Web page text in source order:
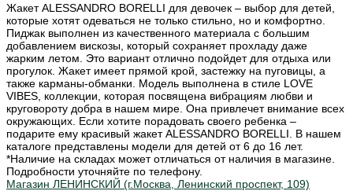
Жакет ALESSANDRO BORELLI для девочек – выбор для детей,
которые хотят одеваться не только стильно, но и комфортно.
Пиджак выполнен из качественного материала с большим
добавлением вискозы, который сохраняет прохладу даже
жарким летом. Это вариант отлично подойдет для отдыха или
прогулок. Жакет имеет прямой крой, застежку на пуговицы, а
также карманы-обманки. Модель выполнена в стиле LOVE
VIBES, коллекции, которая посвящена вибрациям любви и
круговороту добра в нашем мире. Она привлечет внимание всех
окружающих. Если хотите порадовать своего ребенка –
подарите ему красивый жакет ALESSANDRO BORELLI. В нашем
каталоге представлены модели для детей от 6 до 16 лет.
*Наличие на складах может отличаться от наличия в магазине.
Подробности уточняйте по телефону.
Магазин ЛЕНИНСКИЙ (г.Москва, Ленинский проспект, 109)